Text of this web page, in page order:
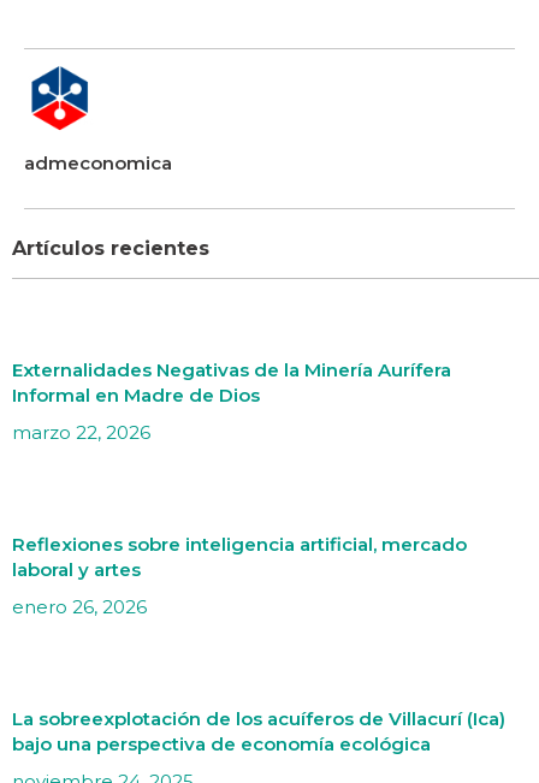
admeconomica
Artículos recientes
Externalidades Negativas de la Minería Aurífera
Informal en Madre de Dios
marzo 22, 2026
Reflexiones sobre inteligencia artificial, mercado
laboral y artes
enero 26, 2026
La sobreexplotación de los acuíferos de Villacurí (Ica)
bajo una perspectiva de economía ecológica